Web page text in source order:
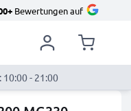
Bewertungen auf
10:00 - 21:00